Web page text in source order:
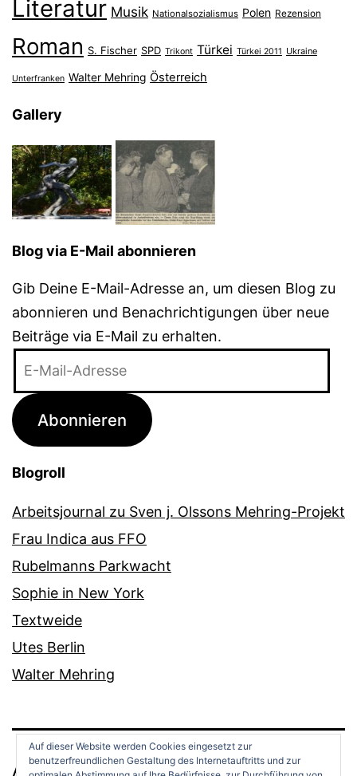
Literatur Musik Nationalsozialismus Polen Rezension
Roman S. Fischer SPD Trikont Türkei Türkei 2011 Ukraine
Unterfranken Walter Mehring Österreich
Gallery
Blog via E-Mail abonnieren
Gib Deine E-Mail-Adresse an, um diesen Blog zu
abonnieren und Benachrichtigungen über neue
Beiträge via E-Mail zu erhalten.
Adresse
Abonnieren
Blogroll
Arbeitsjournal zu Sven j. Olssons Mehring-Projekt
Frau Indica aus FFO
Rubelmanns Parkwacht
Sophie in New York
Textweide
Utes Berlin
Walter Mehring
ANDREAS OPPERMANN
Auf dieser Website werden Cookies eingesetzt zur
benutzerfreundlichen Gestaltung des Internetauftritts und zur